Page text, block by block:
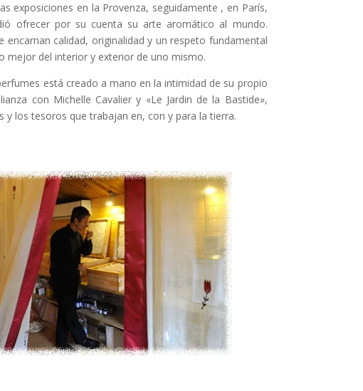
exposiciones en la Provenza, seguidamente , en París,
ofrecer por su cuenta su arte aromático al mundo.
calidad, originalidad y un respeto fundamental
mejor del interior y exterior de uno mismo.
está creado a mano en la intimidad de su propio
con Michelle Cavalier y «Le Jardin de la Bastide»,
los tesoros que trabajan en, con y para la tierra.